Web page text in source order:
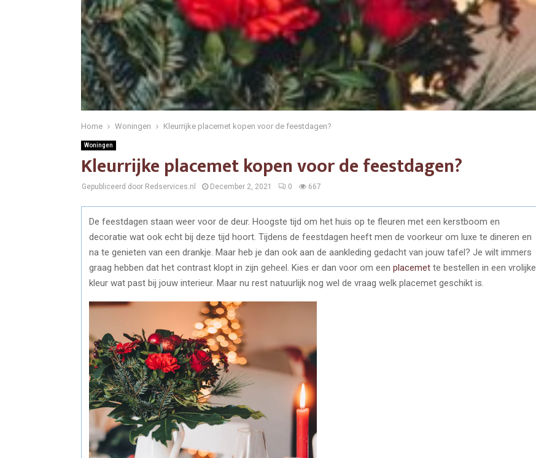
Home Woningen Kleurrijke placemet kopen voor de feestdagen?
Woningen
Kleurrijke placemet kopen voor de feestdagen?
Gepubliceerd door Redservices.nl December 2, 2021 0 667
De feestdagen staan weer voor de deur. Hoogste tijd om het huis op te fleuren met een kerstboom en
decoratie wat ook echt bij deze tijd hoort. Tijdens de feestdagen heeft men de voorkeur om luxe te dineren en
na te genieten van een drankje. Maar heb je dan ook aan de aankleding gedacht van jouw tafel? Je wilt immers
graag hebben dat het contrast klopt in zijn geheel. Kies er dan voor om een placemet te bestellen in een vrolijke
kleur wat past bij jouw interieur. Maar nu rest natuurlijk nog wel de vraag welk placemet geschikt is.